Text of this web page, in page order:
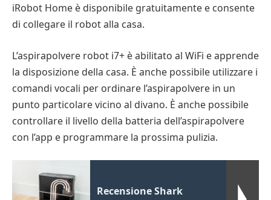
iRobot Home è disponibile gratuitamente e consente
di collegare il robot alla casa.
L’aspirapolvere robot i7+ è abilitato al WiFi e apprende
la disposizione della casa. È anche possibile utilizzare i
comandi vocali per ordinare l’aspirapolvere in un
punto particolare vicino al divano. È anche possibile
controllare il livello della batteria dell’aspirapolvere
con l’app e programmare la prossima pulizia.
Recensione Shark